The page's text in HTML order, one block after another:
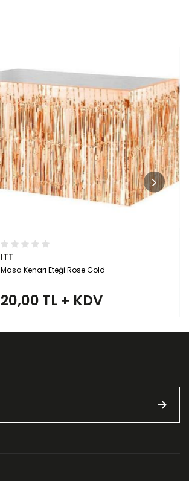
ITT
Masa Kenarı Eteği Mor
20,00 TL + KDV